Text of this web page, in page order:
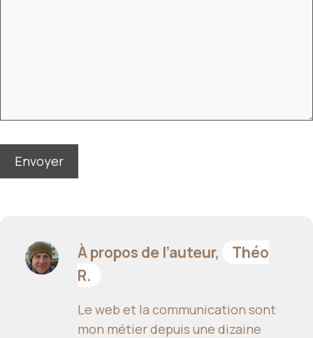
À propos de l’auteur,
Théo
R.
Le web et la communication sont
mon métier depuis une dizaine